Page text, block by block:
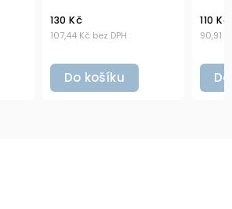
107,44 Kč bez DPH
Do košíku
90,91 Kč bez DPH
Do košíku